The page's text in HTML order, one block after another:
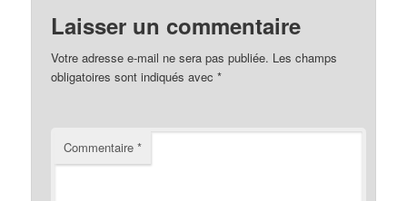
Laisser un commentaire
Votre adresse e-mail ne sera pas publiée. Les champs
obligatoires sont indiqués avec*
Commentaire*